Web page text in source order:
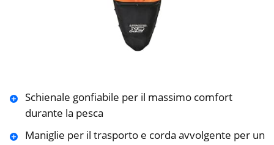
Schienale gonfiabile per il massimo comfort
durante la pesca
Maniglie per il trasporto e corda avvolgente per un